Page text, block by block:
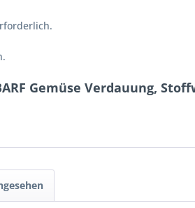
Gemüse Verdauung,